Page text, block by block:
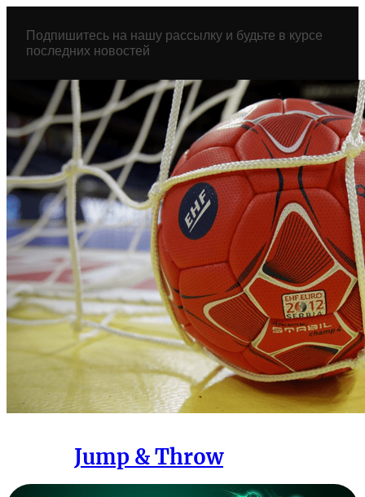
содержимому
Подпишитесь на нашу рассылку и будьте в курсе
последних новостей
Jump & Throw